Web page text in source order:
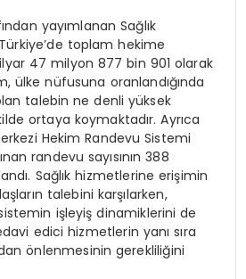
yayımlanan Sağlık
toplam hekime
47 milyon 877 bin 901 olarak
ülke nüfusuna oranlandığında
talebin ne denli yüksek
ortaya koymaktadır. Ayrıca
Hekim Randevu Sistemi
randevu sayısının 388
Sağlık hizmetlerine erişimin
talebini karşılarken,
işleyiş dinamiklerini de
edici hizmetlerin yanı sıra
önlenmesinin gerekliliğini